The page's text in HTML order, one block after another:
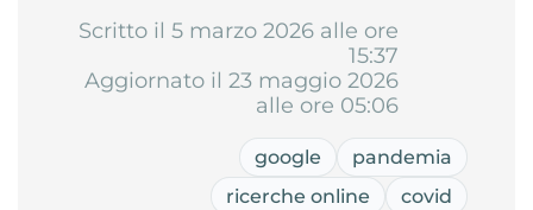
Scritto il 5 marzo 2026 alle ore
15:37
Aggiornato il 23 maggio 2026
alle ore 05:06
google
pandemia
ricerche online
covid